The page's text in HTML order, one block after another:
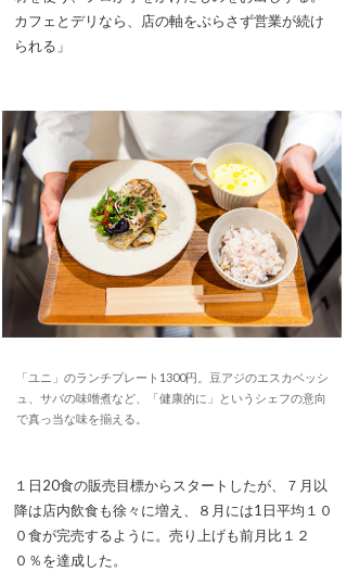
カフェとデリなら、店の軸をぶらさず営業が続け
られる」
「ユニ」のランチプレート1300円。豆アジのエスカベッシ
ュ、サバの味噌煮など、「健康的に」というシェフの意向
で真っ当な味を揃える。
１日20食の販売目標からスタートしたが、７月以
降は店内飲食も徐々に増え、８月には1日平均１０
０食が完売するように。売り上げも前月比１２
０％を達成した。